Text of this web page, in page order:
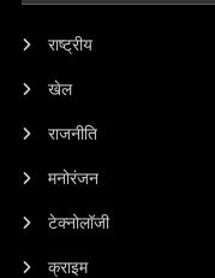
राष्ट्रीय
खेल
राजनीति
मनोरंजन
टेक्नोलॉजी
क्राइम